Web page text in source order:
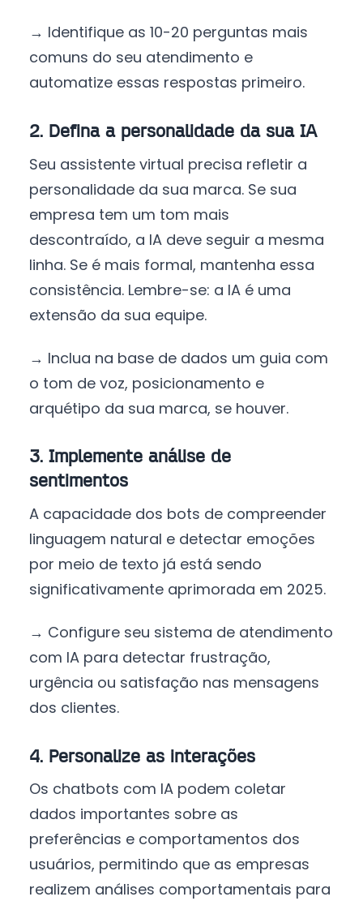
→ Identifique as 10-20 perguntas mais
comuns do seu atendimento e
automatize essas respostas primeiro.
2. Defina a personalidade da sua IA
Seu assistente virtual precisa refletir a
personalidade da sua marca. Se sua
empresa tem um tom mais
descontraído, a IA deve seguir a mesma
linha. Se é mais formal, mantenha essa
consistência. Lembre-se: a IA é uma
extensão da sua equipe.
→ Inclua na base de dados um guia com
o tom de voz, posicionamento e
arquétipo da sua marca, se houver.
3. Implemente análise de
sentimentos
A capacidade dos bots de compreender
linguagem natural e detectar emoções
por meio de texto já está sendo
significativamente aprimorada em 2025.
→ Configure seu sistema de atendimento
com IA para detectar frustração,
urgência ou satisfação nas mensagens
dos clientes.
4. Personalize as interações
Os chatbots com IA podem coletar
dados importantes sobre as
preferências e comportamentos dos
usuários, permitindo que as empresas
realizem análises comportamentais para